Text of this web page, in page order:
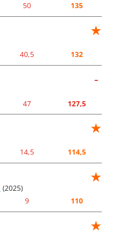
50 135
★
40,5 132
-
47 127,5
★
14,5 114,5
★
(2025)
9 110
★